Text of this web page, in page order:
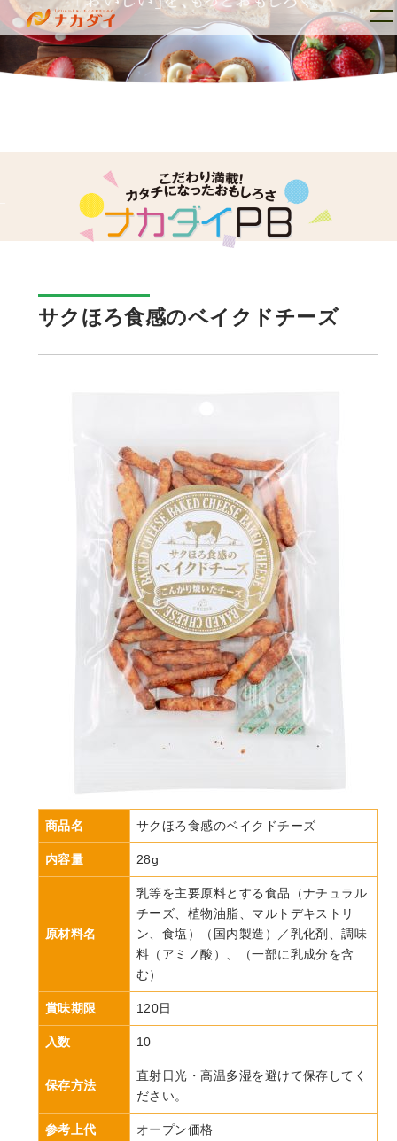
サクほろ食感のベイクドチーズ
商品名 サクほろ食感のベイクドチーズ
内容量 28g
原材料名
乳等を主要原料とする食品（ナチュラル
チーズ、植物油脂、マルトデキストリ
ン、食塩）（国内製造）／乳化剤、調味
料（アミノ酸）、（一部に乳成分を含
む）
賞味期限 120日
入数 10
保存方法
直射日光・高温多湿を避けて保存してく
ださい。
参考上代 オープン価格